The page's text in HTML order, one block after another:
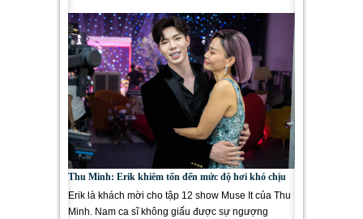
Thu Minh: Erik khiêm tốn đến mức độ hơi khó chịu
Erik là khách mời cho tập 12 show Muse It của Thu
Minh. Nam ca sĩ không giấu được sự ngượng